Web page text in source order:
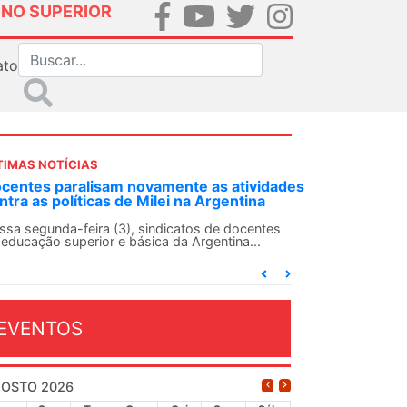
SUPERIOR
NOTÍCIAS
SN convoca docentes para Dia de
Internacionalista com Cuba em
de agosto
SN conclama suas seções sindicais e o